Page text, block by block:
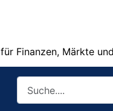
Finanzen, Märkte